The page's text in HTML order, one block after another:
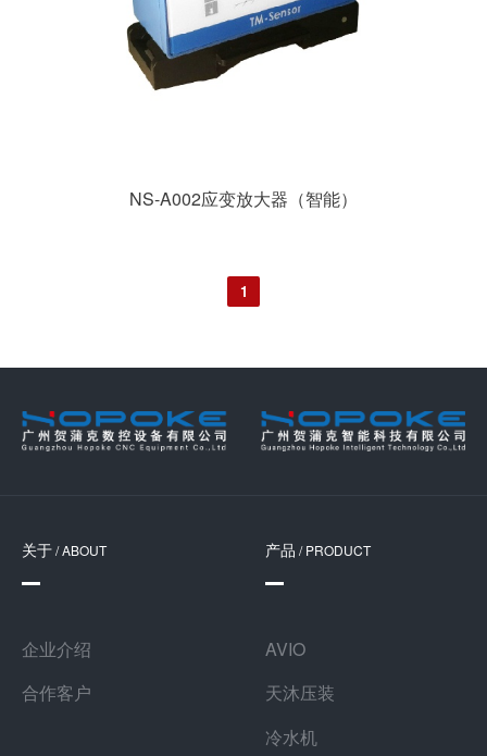
NS-A002应变放大器（智能）
1
关于/ ABOUT
企业介绍
合作客户
产品 / PRODUCT
AVIO
天沐压装
冷水机